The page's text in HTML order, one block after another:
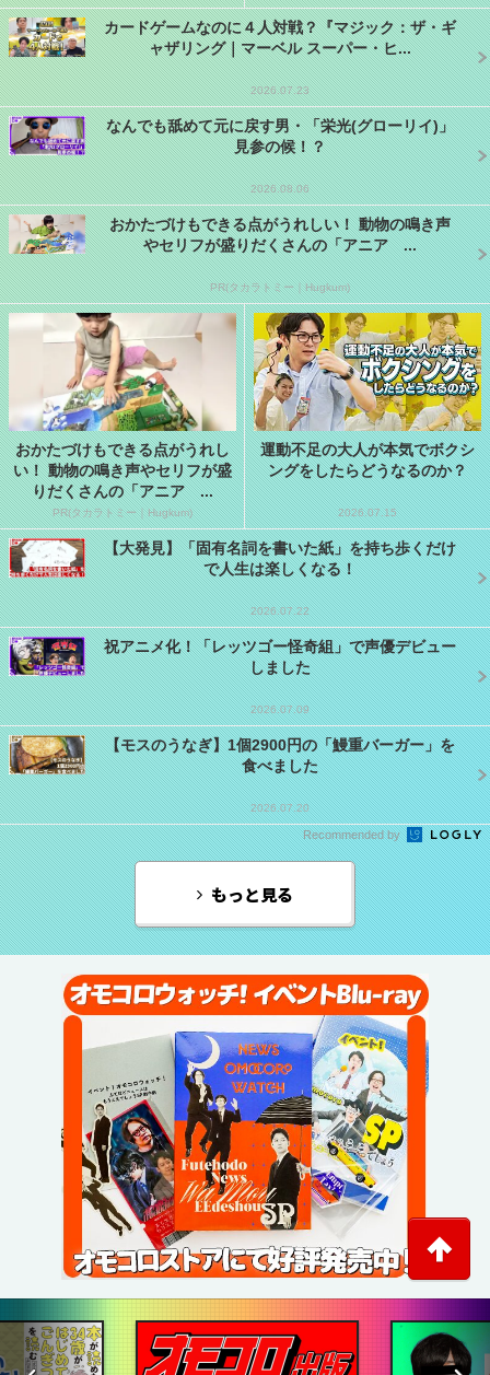
カードゲームなのに４人対戦？『マジック：ザ・ギ
ャザリング｜マーベル スーパー・ヒ...
2026.07.23
なんでも舐めて元に戻す男・「栄光(グローリイ)」
見参の候！？
2026.08.06
おかたづけもできる点がうれしい！ 動物の鳴き声
やセリフが盛りだくさんの「アニア ...
PR(タカラトミー｜Hugkum)
おかたづけもできる点がうれし
い！ 動物の鳴き声やセリフが盛
りだくさんの「アニア ...
PR(タカラトミー｜Hugkum)
運動不足の大人が本気でボクシ
ングをしたらどうなるのか？
2026.07.15
【大発見】「固有名詞を書いた紙」を持ち歩くだけ
で人生は楽しくなる！
2026.07.22
祝アニメ化！「レッツゴー怪奇組」で声優デビュー
しました
2026.07.09
【モスのうなぎ】1個2900円の「鰻重バーガー」を
食べました
2026.07.20
Recommended by
もっと見る